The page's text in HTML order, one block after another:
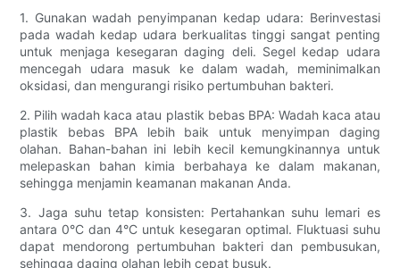
1. Gunakan wadah penyimpanan kedap udara: Berinvestasi
pada wadah kedap udara berkualitas tinggi sangat penting
untuk menjaga kesegaran daging deli. Segel kedap udara
mencegah udara masuk ke dalam wadah, meminimalkan
oksidasi, dan mengurangi risiko pertumbuhan bakteri.
2. Pilih wadah kaca atau plastik bebas BPA: Wadah kaca atau
plastik bebas BPA lebih baik untuk menyimpan daging
olahan. Bahan-bahan ini lebih kecil kemungkinannya untuk
melepaskan bahan kimia berbahaya ke dalam makanan,
sehingga menjamin keamanan makanan Anda.
3. Jaga suhu tetap konsisten: Pertahankan suhu lemari es
antara 0°C dan 4°C untuk kesegaran optimal. Fluktuasi suhu
dapat mendorong pertumbuhan bakteri dan pembusukan,
sehingga daging olahan lebih cepat busuk.